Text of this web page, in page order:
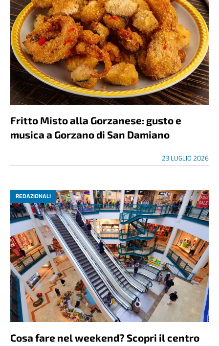
Fritto Misto alla Gorzanese: gusto e
musica a Gorzano di San Damiano
23 LUGLIO 2026
REDAZIONALI
Cosa fare nel weekend? Scopri il centro